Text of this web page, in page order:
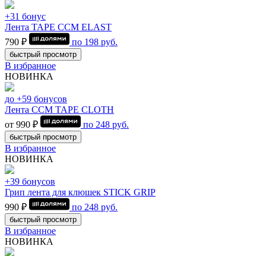
+31 бонус
Лента TAPE CCM ELAST
790 ₽
по 198 руб.
быстрый просмотр
В избранное
НОВИНКА
до +59 бонусов
Лента CCM TAPE CLOTH
от 990 ₽
по 248 руб.
быстрый просмотр
В избранное
НОВИНКА
+39 бонусов
Грип лента для клюшек STICK GRIP
990 ₽
по 248 руб.
быстрый просмотр
В избранное
НОВИНКА